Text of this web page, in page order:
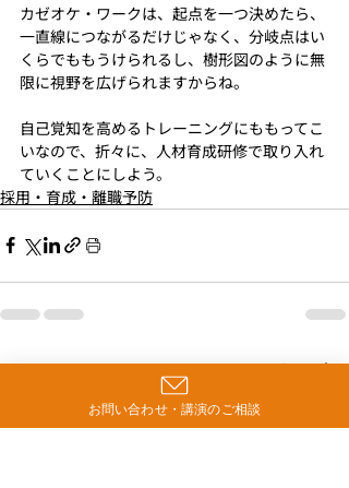
カゼオケ・ワークは、起点を一つ決めたら、
一直線につながるだけじゃなく、分岐点はい
くらでももうけられるし、樹形図のように無
限に視野を広げられますからね。
自己覚知を高めるトレーニングにももってこ
いなので、折々に、人材育成研修で取り入れ
ていくことにしよう。
採用・育成・離職予防
最新記事 すべて表示
お問い合わせ・講演のご相談